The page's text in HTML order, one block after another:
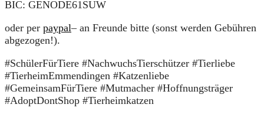
BIC: GENODE61SUW
oder per paypal– an Freunde bitte (sonst werden Gebühren
abgezogen!).
#SchülerFürTiere #NachwuchsTierschützer #Tierliebe
#TierheimEmmendingen #Katzenliebe
#GemeinsamFürTiere #Mutmacher #Hoffnungsträger
#AdoptDontShop #Tierheimkatzen